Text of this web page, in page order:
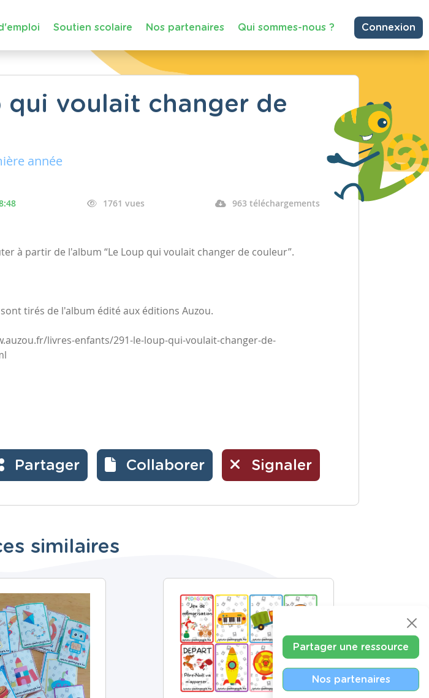
Soutien scolaire Nos partenaires Qui sommes-nous ? Connexion
qui voulait changer de
année
1761 vues 963 téléchargements
à partir de l'album “Le Loup qui voulait changer de couleur”.
tirés de l'album édité aux éditions Auzou.
livres-enfants/291-le-loup-qui-voulait-changer-de-
Partager Collaborer Signaler
similaires
Partager une ressource
Nos partenaires